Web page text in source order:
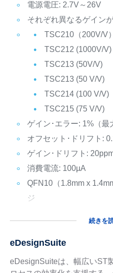
電源電圧: 2.7V～26V
それぞれ異なるゲイン
TSC210（200V/V）
TSC212 (1000V/V)
TSC213 (50V/V)
TSC213 (50 V/V)
TSC214 (100 V/V)
TSC215 (75 V/V)
ゲイン･エラー: 1%（最
オフセット･ドリフト:
ゲイン･ドリフト:
消費電流: 100µA
QFN10（1.8mm x
ジ
続きを
eDesignSuite
eDesignSuiteは、幅広いST